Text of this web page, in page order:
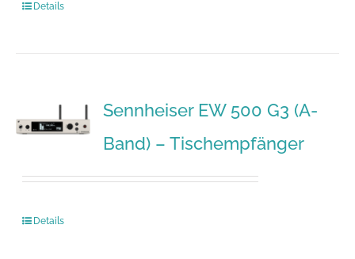
Details
Sennheiser EW 500 G3 (A-
Band) – Tischempfänger
Details